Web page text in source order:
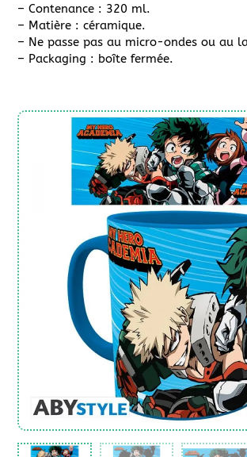
– Contenance : 320 ml.
– Matière : céramique.
– Ne passe pas au micro-ondes ou au
– Packaging : boîte fermée.